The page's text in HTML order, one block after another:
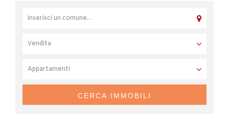
CERCA IMMOBILI